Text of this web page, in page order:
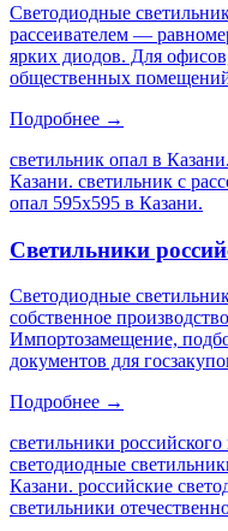
Светодиодные
рассеивателем —
ярких диодов. Для
общественных
Подробнее →
светильник опал в
Казани. светильник с
опал 595х595 в Казани.
Светильники
Светодиодные
собственное
Импортозамещение,
документов для
Подробнее →
светильники
светодиодные
Казани. российские
светильники